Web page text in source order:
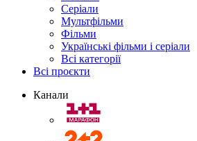
Серіали
Мультфільми
Фільми
Українські фільми і серіали
Всі категорії
Всі проєкти
Канали